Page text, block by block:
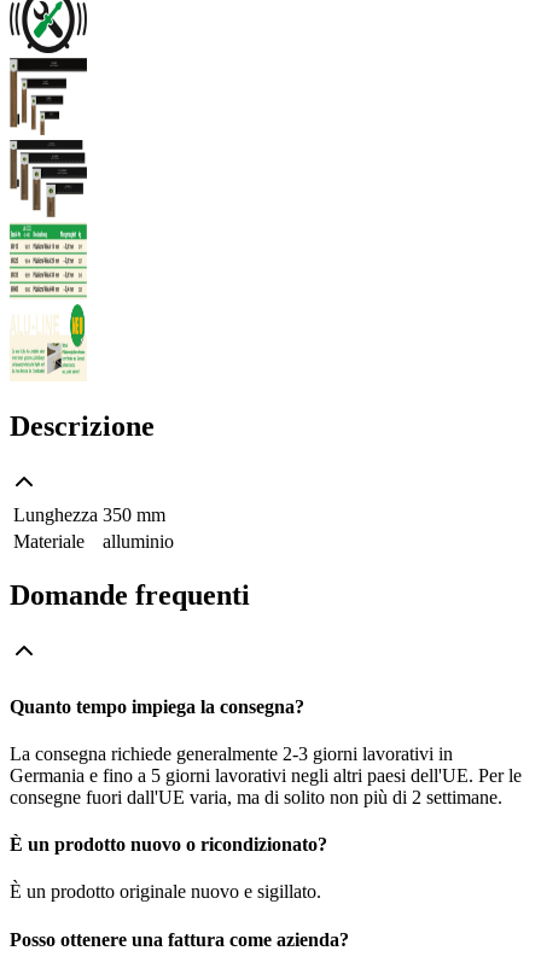
Descrizione
Lunghezza 350 mm
Materiale
alluminio
Domande frequenti
Quanto tempo impiega la consegna?
La consegna richiede generalmente 2-3 giorni lavorativi in
Germania e fino a 5 giorni lavorativi negli altri paesi dell'UE. Per le
consegne fuori dall'UE varia, ma di solito non più di 2 settimane.
È un prodotto nuovo o ricondizionato?
È un prodotto originale nuovo e sigillato.
Posso ottenere una fattura come azienda?